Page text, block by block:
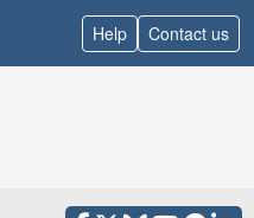
Help Contact us